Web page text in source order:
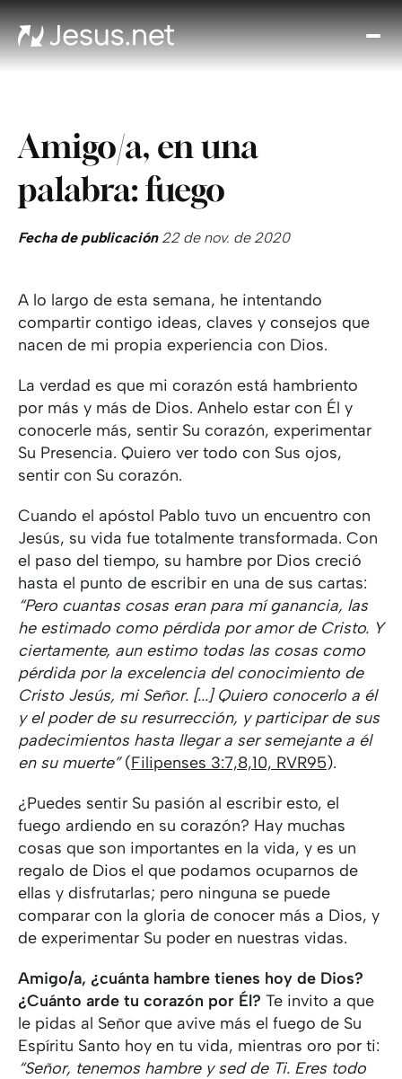
Amigo/a, en una
palabra: fuego
Fecha de publicación22 de nov. de 2020
A lo largo de esta semana, he intentando
compartir contigo ideas, claves y consejos que
nacen de mi propia experiencia con Dios.
La verdad es que mi corazón está hambriento
por más y más de Dios. Anhelo estar con Él y
conocerle más, sentir Su corazón, experimentar
Su Presencia. Quiero ver todo con Sus ojos,
sentir con Su corazón.
Cuando el apóstol Pablo tuvo un encuentro con
Jesús, su vida fue totalmente transformada. Con
el paso del tiempo, su hambre por Dios creció
hasta el punto de escribir en una de sus cartas:
“Pero cuantas cosas eran para mí ganancia, las
he estimado como pérdida por amor de Cristo. Y
ciertamente, aun estimo todas las cosas como
pérdida por la excelencia del conocimiento de
Cristo Jesús, mi Señor. [...] Quiero conocerlo a él
y el poder de su resurrección, y participar de sus
padecimientos hasta llegar a ser semejante a él
en su muerte”(Filipenses 3:7,8,10, RVR95).
¿Puedes sentir Su pasión al escribir esto, el
fuego ardiendo en su corazón? Hay muchas
cosas que son importantes en la vida, y es un
regalo de Dios el que podamos ocuparnos de
ellas y disfrutarlas; pero ninguna se puede
comparar con la gloria de conocer más a Dios, y
de experimentar Su poder en nuestras vidas.
Amigo/a, ¿cuánta hambre tienes hoy de Dios?
¿Cuánto arde tu corazón por Él? Te invito a que
le pidas al Señor que avive más el fuego de Su
Espíritu Santo hoy en tu vida, mientras oro por ti:
“Señor, tenemos hambre y sed de Ti. Eres todo